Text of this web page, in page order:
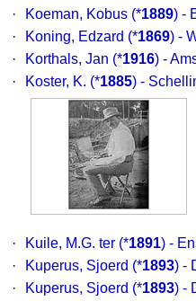
·
Koeman, Kobus (*1889) -
·
Koning, Edzard (*1869) -
·
Korthals, Jan (*1916) -
·
Koster, K. (*1885) -
· Kuile, M.G. ter (*1891) -
·
Kuperus, Sjoerd (*1893) -
·
Kuperus, Sjoerd (*1893) -